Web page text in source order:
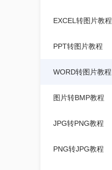
EXCEL转图片教程
PPT转图片教程
WORD转图片教程
图片转BMP教程
JPG转PNG教程
PNG转JPG教程